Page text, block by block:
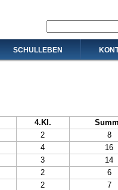
SCHULLEBEN
4.Kl.
2
8
4
16
3
14
2
6
2
7